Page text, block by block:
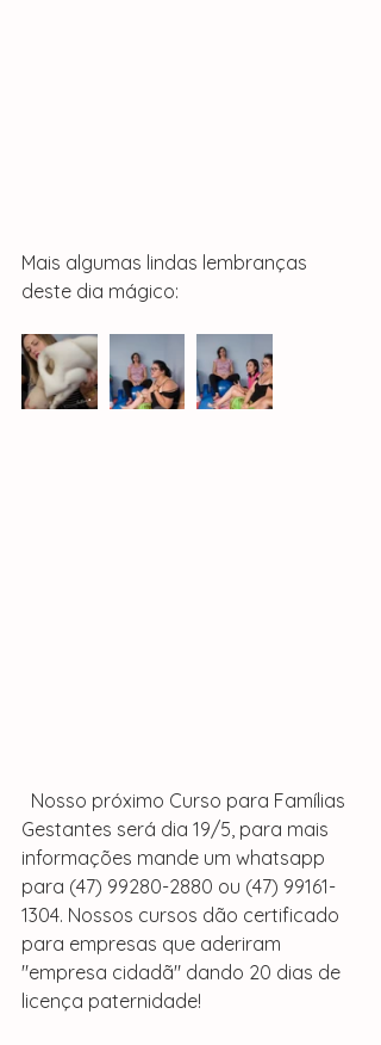
Mais algumas lindas lembranças
deste dia mágico:
Gestantes será dia 19/5, para mais
informações mande um whatsapp
para (47) 99280-2880 ou (47) 99161-
1304. Nossos cursos dão certificado
para empresas que aderiram
"empresa cidadã" dando 20 dias de
licença paternidade!